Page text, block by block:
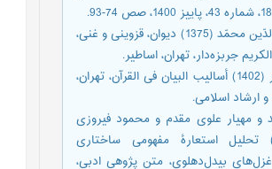
حافظ، شمس‌الدّین محمّد (1375) دیوان، قزوینی و غنی،
جربزه‌دار، تهران، اساطیر.
حسینی، جعفر (1402) أسالیب البیان فی ‌القرآن، تهران،
ارشاد اسلامی.
مهیار علوی مقدم و محمود فیروزی
(1401) تحلیل استعارۀ مفهومی ساختاری
بیدل‌دهلوی، متن پژوهی ادبی،